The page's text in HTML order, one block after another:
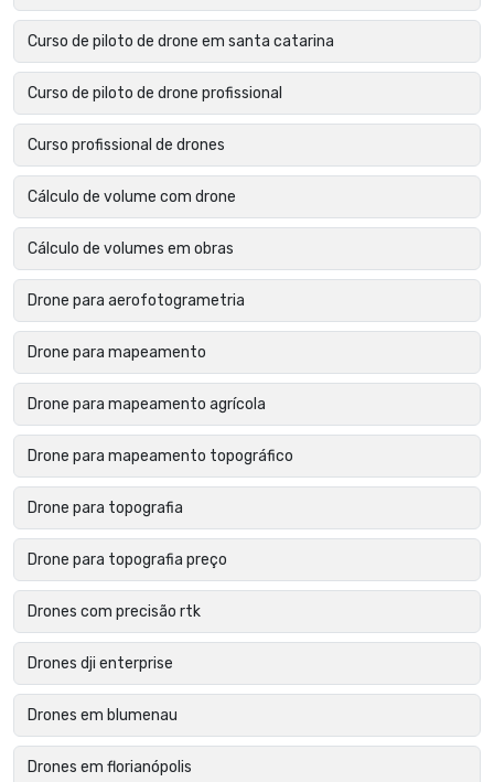
Curso de piloto de drone em santa catarina
Curso de piloto de drone profissional
Curso profissional de drones
Cálculo de volume com drone
Cálculo de volumes em obras
Drone para aerofotogrametria
Drone para mapeamento
Drone para mapeamento agrícola
Drone para mapeamento topográfico
Drone para topografia
Drone para topografia preço
Drones com precisão rtk
Drones dji enterprise
Drones em blumenau
Drones em florianópolis